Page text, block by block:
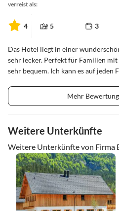
verreist als:
4 5 3
Das Hotel liegt in einer
sehr lecker. Perfekt für Familien
sehr bequem. Ich kann es auf jeden
Mehr
Weitere Unterkünfte
Weitere Unterkünfte von Firma